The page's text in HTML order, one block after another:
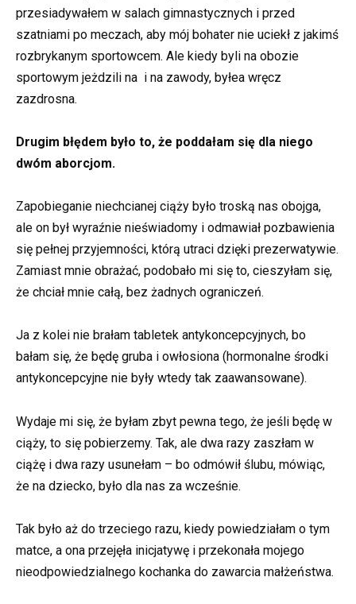
przesiadywałem w salach gimnastycznych i przed
szatniami po meczach, aby mój bohater nie uciekł z jakimś
rozbrykanym sportowcem. Ale kiedy byli na obozie
sportowym jeżdzili na i na zawody, byłea wręcz
zazdrosna.
Drugim błędem było to, że poddałam się dla niego
dwóm aborcjom.
Zapobieganie niechcianej ciąży było troską nas obojga,
ale on był wyraźnie nieświadomy i odmawiał pozbawienia
się pełnej przyjemności, którą utraci dzięki prezerwatywie.
Zamiast mnie obrażać, podobało mi się to, cieszyłam się,
że chciał mnie całą, bez żadnych ograniczeń.
Ja z kolei nie brałam tabletek antykoncepcyjnych, bo
bałam się, że będę gruba i owłosiona (hormonalne środki
antykoncepcyjne nie były wtedy tak zaawansowane).
Wydaje mi się, że byłam zbyt pewna tego, że jeśli będę w
ciąży, to się pobierzemy. Tak, ale dwa razy zaszłam w
ciążę i dwa razy usunełam – bo odmówił ślubu, mówiąc,
że na dziecko, było dla nas za wcześnie.
Tak było aż do trzeciego razu, kiedy powiedziałam o tym
matce, a ona przejęła inicjatywę i przekonała mojego
nieodpowiedzialnego kochanka do zawarcia małżeństwa.